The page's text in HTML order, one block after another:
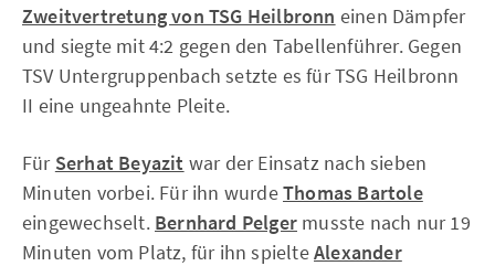
Zweitvertretung von TSG Heilbronn einen Dämpfer
und siegte mit 4:2 gegen den Tabellenführer. Gegen
TSV Untergruppenbach setzte es für TSG Heilbronn
II eine ungeahnte Pleite.
Für Serhat Beyazit war der Einsatz nach sieben
Minuten vorbei. Für ihn wurdeThomas Bartole
eingewechselt. Bernhard Pelger musste nach nur 19
Minuten vom Platz, für ihn spielteAlexander